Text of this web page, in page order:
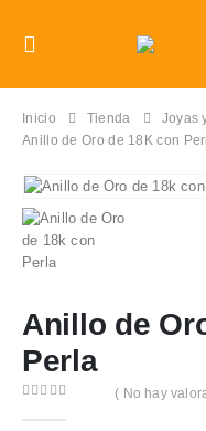
Inicio Tienda Joyas
Anillo de Oro de 18K con
Anillo de
Perla
( No hay